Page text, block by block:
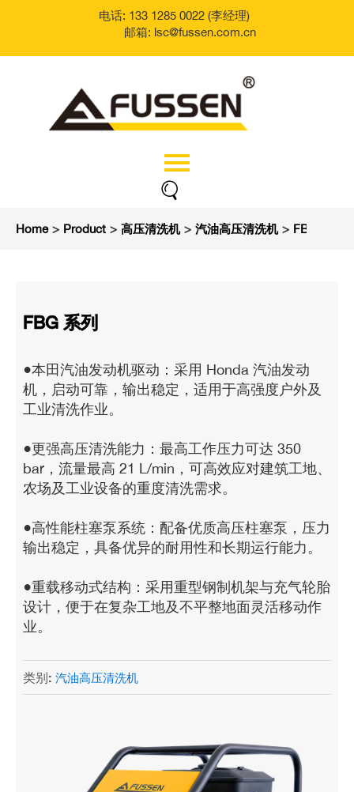
电话: 133 1285 0022 (李经理)
邮箱: lsc@fussen.com.cn
Home > Product > 高压清洗机 > 汽油高压清洗机 > FBG 系列
FBG 系列
●本田汽油发动机驱动：采用 Honda 汽油发动
机，启动可靠，输出稳定，适用于高强度户外及
工业清洗作业。
●更强高压清洗能力：最高工作压力可达 350
bar，流量最高 21 L/min，可高效应对建筑工地、
农场及工业设备的重度清洗需求。
●高性能柱塞泵系统：配备优质高压柱塞泵，压力
输出稳定，具备优异的耐用性和长期运行能力。
●重载移动式结构：采用重型钢制机架与充气轮胎
设计，便于在复杂工地及不平整地面灵活移动作
业。
类别: 汽油高压清洗机